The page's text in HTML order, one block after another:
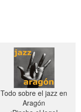
Todo sobre el jazz en
Aragón